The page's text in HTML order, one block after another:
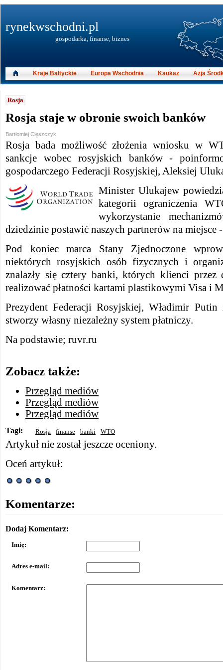
Rosja
Rosja staje w obronie swoich banków
Bartłomiej Cięszczyk
Rosja bada możliwość złożenia wniosku w
sankcje wobec rosyjskich banków -
gospodarczego Federacji Rosyjskiej, Aleksiej
Minister Ulukajew
kategorii ograniczenia
wykorzystanie
dziedzinie postawić naszych partnerów na miejsce
Pod koniec marca Stany Zjednoczone
niektórych rosyjskich osób fizycznych i
znalazły się cztery banki, których klienci przez
realizować płatności kartami plastikowymi Visa i
Prezydent Federacji Rosyjskiej, Władimir Putin
stworzy własny niezależny system płatniczy.
Na podstawie; ruvr.ru
Zobacz także:
Przegląd mediów
Przegląd mediów
Przegląd mediów
Tagi: Rosja finanse banki WTO
Artykuł nie został jeszcze oceniony.
Oceń artykuł:
Komentarze:
Dodaj Komentarz:
Imię:
Adres e-mail:
Komentarz:
rynekwschodni.pl
gospodarka, finanse, biznes
Kraje Bałtyckie Europa Wschodnia Kaukaz Azja